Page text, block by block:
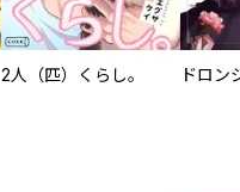
2人（匹）くらし。